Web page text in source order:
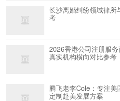
长沙离婚纠纷领域律所
考
2026香港公司注册服
真实机构横向对比参考
腾飞老李Cole：专注美
定制赴美发展方案